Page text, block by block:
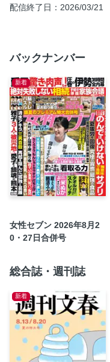
大野智の〝自宅〟で
羽生結弦〝パワハラ
前代未聞の恐怖 人食
絶対に失敗しない！
誰よりも得する、豊
とらふぐ「ママって
室井滋「ゆうべのヒ
今村翔吾「この駅で」
鏡リュウジ「星々か
体温上げて免疫力ア
セブンズライブラリー
ただっち「木曜日の妻
「法律相談事務所」
実録事件簿 お義母さ
衝撃 見たくなかった
和田秀樹「逆説の健
斎藤幸平「夜明けの
配信終了日：2026/03/21
バックナンバー
新着
女性セブン 2026年8月2
0・27日合併号
総合誌・週刊誌
新着